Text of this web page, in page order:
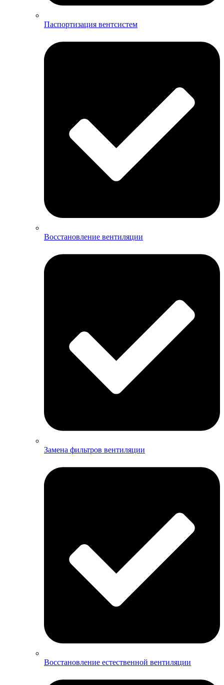
Паспортизация вентсистем
Восстановление вентиляции
Замена фильтров вентиляции
Восстановление естественной вентиляции